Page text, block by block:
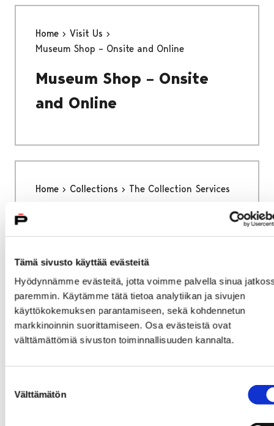
Tämä sivusto käyttää evästeitä
Hyödynnämme evästeitä, jotta voimme palvella sinua
paremmin. Käytämme tätä tietoa analytiikan ja sivujen
käyttökokemuksen parantamiseen, sekä kohdennetun
markkinoinnin suorittamiseen. Osa evästeistä ovat
välttämättömiä sivuston toiminnallisuuden kannalta.
valinta
Välttämätön
Home
Visit Us
Museum Shop – Onsite and Online
Museum Shop – Onsite
and Online
Home Collections The Collection Services
Home Visit Us Meeting and Event Facilities
Meeting and Event